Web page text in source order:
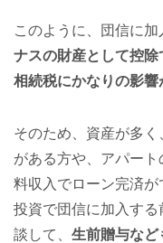
このように、団信に加
ナスの財産として控
相続税にかなりの影響
そのため、資産が多
がある方や、アパー
料収入でローン完済
投資で団信に加入す
談して、 生前贈与など